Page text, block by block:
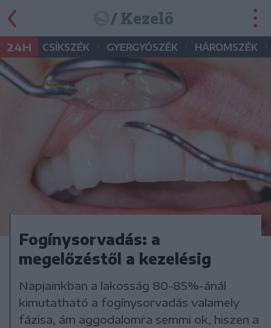
/ Kezelő
24H CSÍKSZÉK • GYERGYÓSZÉK • HÁROMSZÉK •
Fogínysorvadás: a
megelőzéstől a kezelésig
Napjainkban a lakosság 80-85%-ánál
kimutatható a fogínysorvadás valamely
fázisa, ám aggodalomra semmi ok, hiszen a